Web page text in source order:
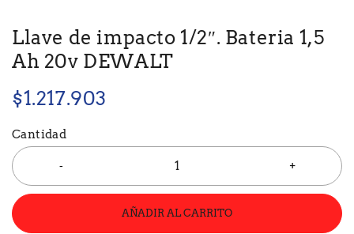
Llave de impacto 1/2″. Bateria 1,5
Ah 20v DEWALT
$1.217.903
Cantidad
AÑADIR AL CARRITO